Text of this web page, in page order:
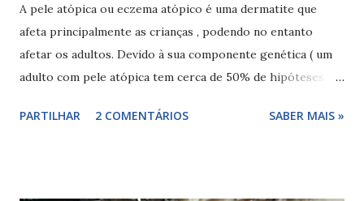
A pele atópica ou eczema atópico é uma dermatite que
afeta principalmente as crianças , podendo no entanto
afetar os adultos. Devido à sua componente genética ( um
adulto com pele atópica tem cerca de 50% de hipóteses de
dermatite está associada a alterações na epiderme e a
PARTILHAR 2 COMENTÁRIOS SABER MAIS »